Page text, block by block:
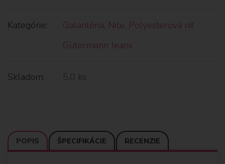
Kategórie: Galantéria, Nite, Polyesterová niť
Gütermann Jeans
Skladom: 5.0 ks
POPIS ŠPECIFIKÁCIE RECENZIE